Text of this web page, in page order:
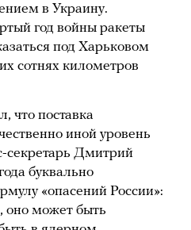
в Украину.
год войны ракеты
под Харьковом
сотнях километров
что поставка
иной уровень
секретарь Дмитрий
буквально
«опасений России»:
оно может быть